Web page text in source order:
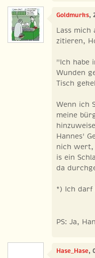
Goldmurks,
Lass mich
zitieren,
"Ich habe
Wunden
Tisch
Wenn ich
meine
Hannes'
nich wert,
is ein
da
*) Ich darf
PS: Ja,
Hase_Hase,